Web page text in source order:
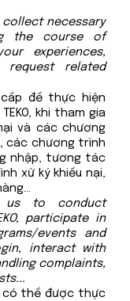
collect necessary
the course of
experiences,
request related
để thực hiện
khi tham gia
và các chương
các chương trình
nhập, tương tác
xử ký khiếu nại,
us to conduct
participate in
events and
interact with
complaints,
có thể được thực